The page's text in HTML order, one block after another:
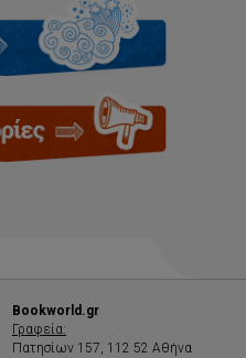
Bookworld.gr
Γραφεία:
Πατησίων 157, 112 52 Αθήνα